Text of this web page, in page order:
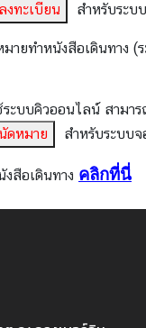
งทะเบียน
สำหรับระบ
ายทำหนังสือเดินทาง (
ระบบคิวออนไลน์ สามา
ดหมาย
สำหรับระบบ
สือเดินทาง คลิกที่นี่